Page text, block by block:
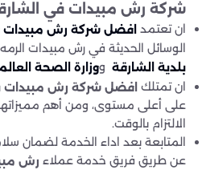
شركة رش مبيدات في
ان تعتمد افضل شركة رش مبيدات
الوسائل الحديثة في رش مبيدات
بلدية الشارقة ووزارة الصحة
ان تمتلك افضل شركة رش مبيدات
على أعلى مستوى، ومن أهم
الالتزام بالوقت.
المتابعة بعد اداء الخدمة لضمان
عن طريق فريق خدمة عملاء رش